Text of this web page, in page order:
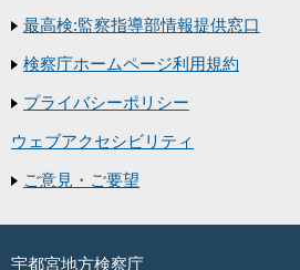
最高検:監察指導部情報提供窓口
検察庁ホームページ利用規約
プライバシーポリシー
ウェブアクセシビリティ
ご意見・ご要望
宇都宮地方検察庁